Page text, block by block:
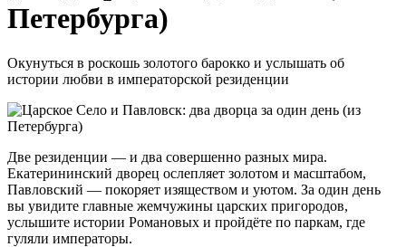
Петербурга)
Окунуться в роскошь золотого барокко и услышать об
истории любви в императорской резиденции
Две резиденции — и два совершенно разных мира.
Екатерининский дворец ослепляет золотом и масштабом,
Павловский — покоряет изяществом и уютом. За один день
вы увидите главные жемчужины царских пригородов,
услышите истории Романовых и пройдёте по паркам, где
гуляли императоры.